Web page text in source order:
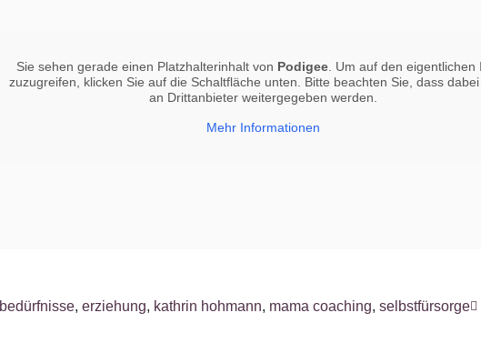
Sie sehen gerade einen Platzhalterinhalt von Podigee. Um auf den eigentlichen
zuzugreifen, klicken Sie auf die Schaltfläche unten. Bitte beachten Sie, dass
an Drittanbieter weitergegeben werden.
Mehr Informationen
bedürfnisse, erziehung, kathrin hohmann, mama coaching, selbstfürsorge